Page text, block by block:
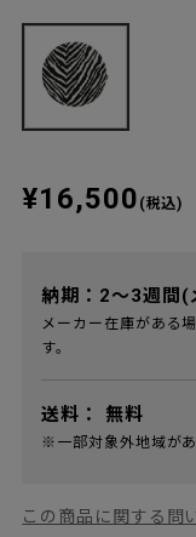
¥16,500 (税込)
納期：2～3週間(
メーカー在庫がある
す。
送料： 無料
※一部対象外地域があ
この商品に関する問